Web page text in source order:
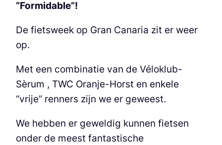
“Formidable”!
De fietsweek op Gran Canaria zit er weer
op.
Met een combinatie van de Véloklub-
Sèrum , TWC Oranje-Horst en enkele
“vrije” renners zijn we er geweest.
We hebben er geweldig kunnen fietsen
onder de meest fantastische